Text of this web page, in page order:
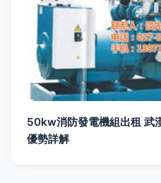
50kw消防發電機組出租 武
優勢詳解